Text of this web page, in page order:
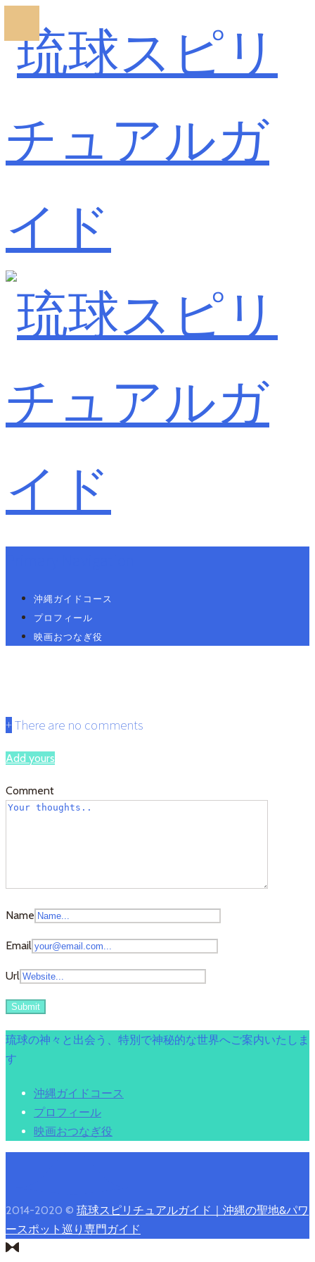
沖縄ガイドコース
プロフィール
映画おつなぎ役
+There are no comments
Add yours
Comment
Name
Email
Url
琉球の神々と出会う、特別で神秘的な世界へご案内いたしま
す
沖縄ガイドコース
プロフィール
映画おつなぎ役
2014-2020 © 琉球スピリチュアルガイド｜沖縄の聖地&パワ
ースポット巡り専門ガイド